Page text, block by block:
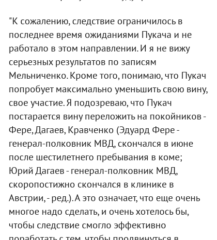
"К сожалению, следствие ограничилось в
последнее время ожиданиями Пукача и не
работало в этом направлении. И я не вижу
серьезных результатов по записям
Мельниченко. Кроме того, понимаю, что Пукач
попробует максимально уменьшить свою вину,
свое участие. Я подозреваю, что Пукач
постарается вину переложить на покойников -
Фере, Дагаев, Кравченко (Эдуард Фере -
генерал-полковник МВД, скончался в июне
после шестилетнего пребывания в коме;
Юрий Дагаев - генерал-полковник МВД,
скоропостижно скончался в клинике в
Австрии, - ред.). А это означает, что еще очень
многое надо сделать, и очень хотелось бы,
чтобы следствие смогло эффективно